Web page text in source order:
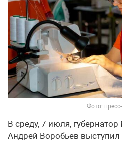
Фото:
В среду, 7 июля,
Андрей Воробьев